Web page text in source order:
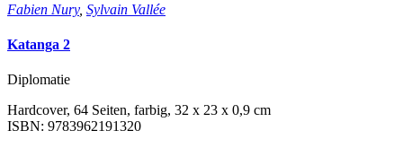
Fabien Nury, Sylvain Vallée
Katanga 2
Diplomatie
Hardcover, 64 Seiten, farbig, 32 x 23 x 0,9 cm
ISBN: 9783962191320